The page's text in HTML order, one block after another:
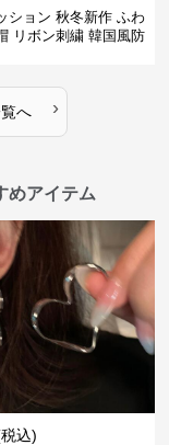
ション 秋冬新作 ふわ
リボン刺繍 韓国風防
へ ›
めアイテム
込)